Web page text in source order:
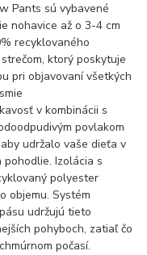
Pants sú vybavené
nohavice až o 3-4 cm
recyklovaného
ktorý poskytuje
pri objavovaní všetkých
v kombinácii s
povlakom
udržalo vaše dieťa v
Izolácia s
polyester
objemu. Systém
udržujú tieto
pohyboch, zatiaľ čo
počasí.